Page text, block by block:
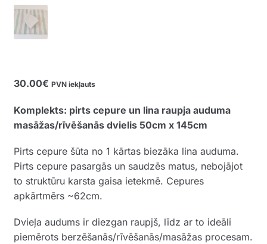
30.00€ PVN iekļauts
Komplekts: pirts cepure un lina raupja auduma
masāžas/rīvēšanās dvielis 50cm x 145cm
Pirts cepure šūta no 1 kārtas biezāka lina auduma.
Pirts cepure pasargās un saudzēs matus, nebojājot
to struktūru karsta gaisa ietekmē. Cepures
apkārtmērs ~62cm.
Dvieļa audums ir diezgan raupjš, līdz ar to ideāli
piemērots berzēšanās/rīvēšanās/masāžas procesam.